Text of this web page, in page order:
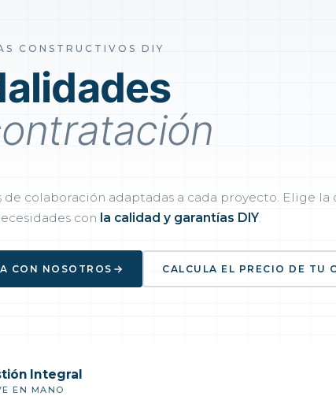
CONSTRUCTIVOS DIY
de colaboración adaptadas a cada proyecto. Elige la
con la calidad y garantías DIY.
CON NOSOTROS CALCULA EL PRECIO DE TU
Integral
EN MANO